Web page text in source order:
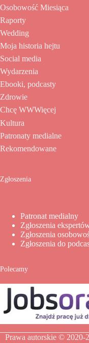
Osobowość Miesiąca
Raporty
Wedding
Moja historia hejtu
Social media
Wydarzenia
Ebooki, podcasty
Zdrowie
Chcę WWWięcej
Kultura
Patronaty medialne
Rekomendowane
Zgłoszenia
Patronat medialny
Zgłoszenia
Zgłoszenia
Zgłoszenia do
Polecamy
Prawa autorskie © 2020-